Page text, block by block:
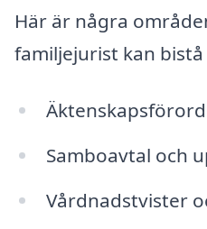
Här är några
familjejurist kan bistå
Samboavtal och
Vårdnadstvister